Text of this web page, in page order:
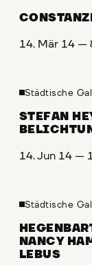
14. Mär 14 —
Städtische
STEFAN
14. Jun 14 —
Städtische
NANCY
LEBUS